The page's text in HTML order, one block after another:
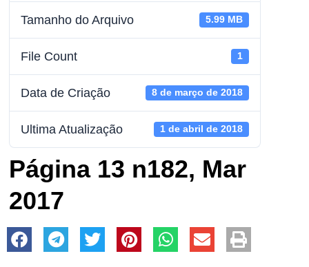
Tamanho do Arquivo 5.99 MB
File Count 1
Data de Criação 8 de março de 2018
Ultima Atualização 1 de abril de 2018
Página 13 n182, Mar
2017